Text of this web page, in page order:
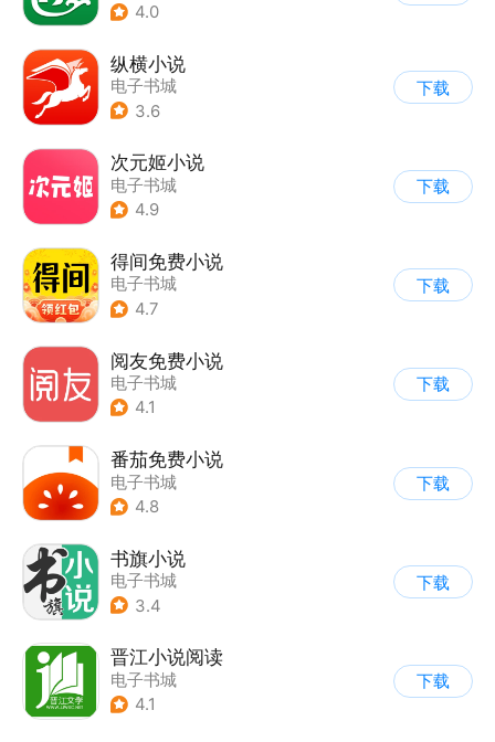
4.0
纵横小说
电子书城
3.6
下载
次元姬小说
电子书城
4.9
下载
得间免费小说
电子书城
4.7
下载
阅友免费小说
电子书城
4.1
下载
番茄免费小说
电子书城
4.8
下载
书旗小说
电子书城
3.4
下载
晋江小说阅读
电子书城
4.1
下载